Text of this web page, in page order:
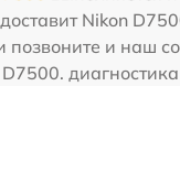
Nikon
и наш